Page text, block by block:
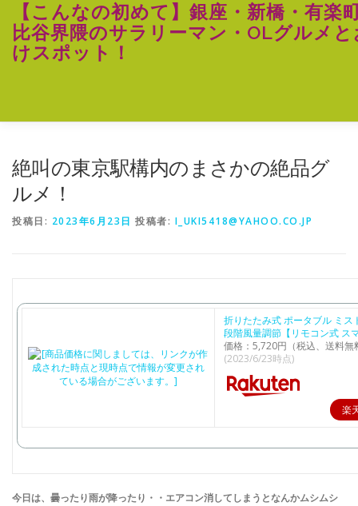
キ
【こんなの初めて】銀座・新橋・有楽
比谷界隈のサラリーマン・OLグルメ
けスポット！
絶叫の東京駅構内のまさかの絶品グ
ルメ！
投稿日: 2023年6月23日 投稿者: I_UKI5418@YAHOO.CO.JP
折りたたみ式 ポータブル ミス
段階風量調節【リモコン式 ス
価格：5,720円（税込、送料無
(2023/6/23時点)
楽
今日は、曇ったり雨が降ったり・・エアコン消してしまうとなんかムシムシ